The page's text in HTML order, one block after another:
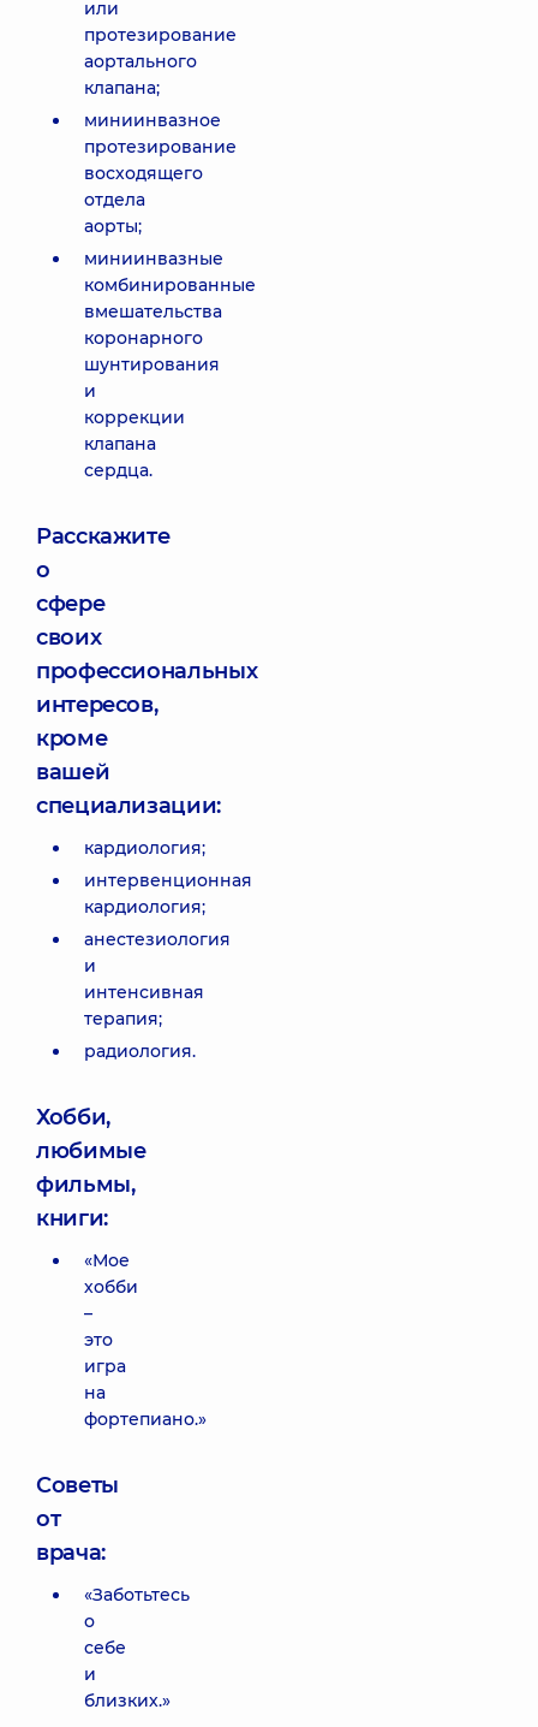
или
протезирование
аортального
клапана;
миниинвазное
протезирование
восходящего
отдела
аорты;
миниинвазные
комбинированные
вмешательства
коронарного
шунтирования
и
коррекции
клапана
сердца.
Расскажите
о
сфере
своих
профессиональных
интересов,
кроме
вашей
специализации:
кардиология;
интервенционная
кардиология;
анестезиология
и
интенсивная
терапия;
радиология.
Хобби,
любимые
фильмы,
книги:
«Мое
хобби
–
это
игра
на
фортепиано.»
Советы
от
врача:
«Заботьтесь
о
себе
и
близких.»